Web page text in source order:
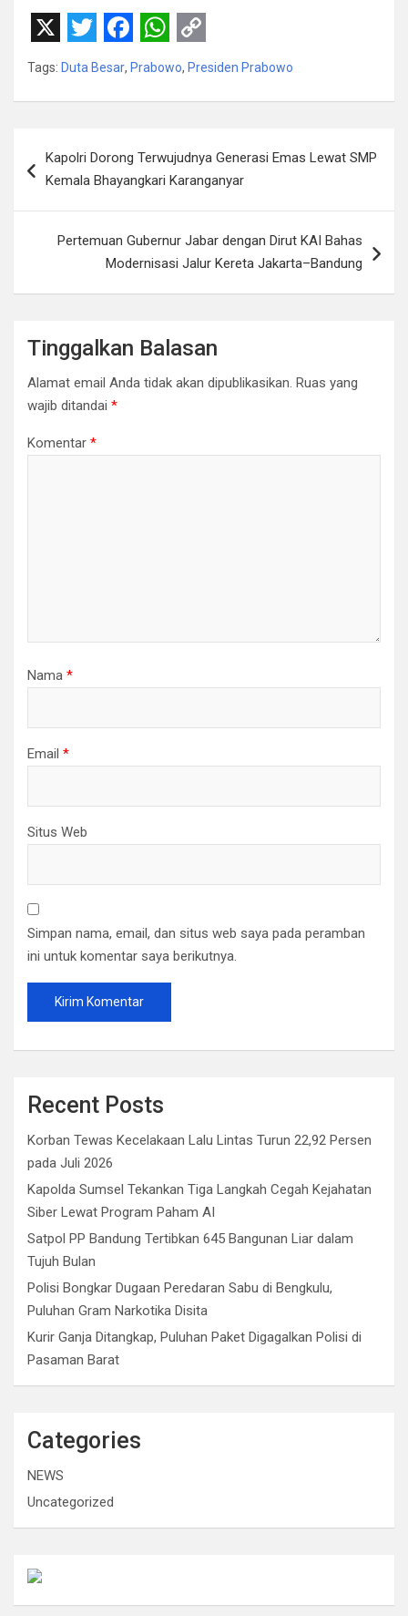
X T
t
t
e
r
F
b
o
o
k
W
t
s
A
p
p
C
o
y
L
i
n
k
Tags: Duta Besar, Prabowo, Presiden Prabowo
posKapolri Dorong Terwujudnya Generasi Emas Lewat SMP
Kemala Bhayangkari Karanganyar
Pertemuan Gubernur Jabar dengan Dirut KAI Bahas
Modernisasi Jalur Kereta Jakarta–Bandung
Tinggalkan Balasan
Alamat email Anda tidak akan dipublikasikan. Ruas yang
wajib ditandai *
Komentar *
Nama *
Email *
Situs Web
Simpan nama, email, dan situs web saya pada peramban
ini untuk komentar saya berikutnya.
Recent Posts
Korban Tewas Kecelakaan Lalu Lintas Turun 22,92 Persen
pada Juli 2026
Kapolda Sumsel Tekankan Tiga Langkah Cegah Kejahatan
Siber Lewat Program Paham AI
Satpol PP Bandung Tertibkan 645 Bangunan Liar dalam
Tujuh Bulan
Polisi Bongkar Dugaan Peredaran Sabu di Bengkulu,
Puluhan Gram Narkotika Disita
Kurir Ganja Ditangkap, Puluhan Paket Digagalkan Polisi di
Pasaman Barat
Categories
NEWS
Uncategorized